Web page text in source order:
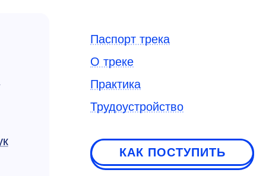
Паспорт трека
О треке
Практика
Трудоустройство
КАК ПОСТУПИТЬ